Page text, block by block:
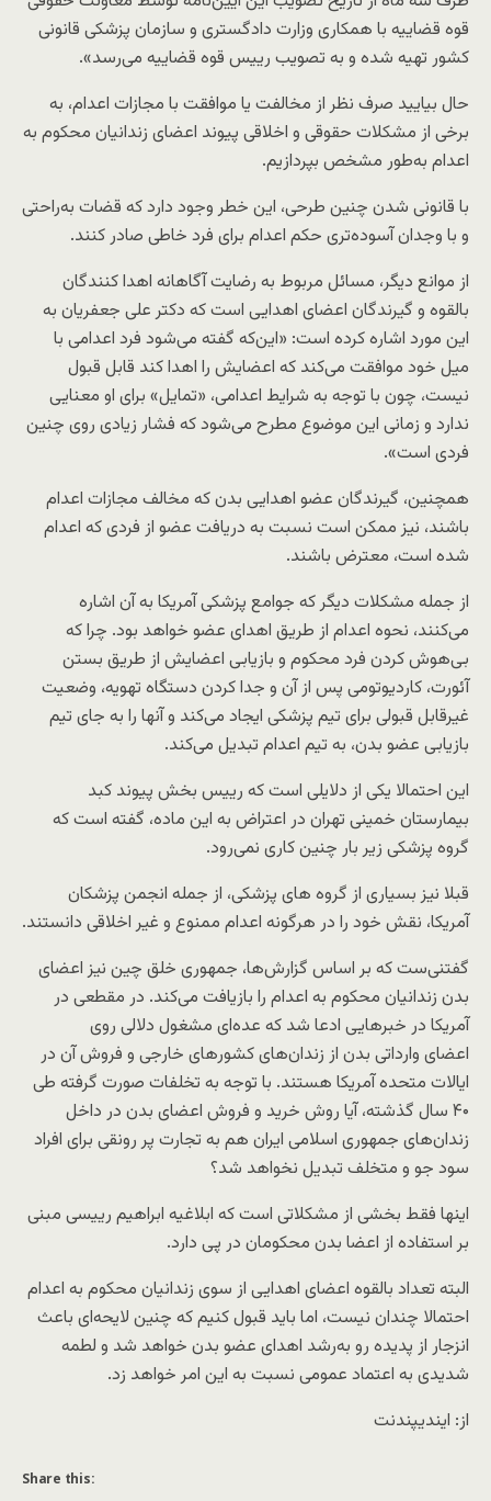
قوه قضاییه با همکاری وزارت دادگستری و سازمان پزشکی قانونی
کشور تهیه شده و به تصویب رییس قوه قضاییه می‌رسد».
حال بیایید صرف نظر از مخالفت یا موافقت با مجازات اعدام، به
برخی از مشکلات حقوقی و اخلاقی پیوند اعضای زندانیان محکوم به
اعدام به‌طور مشخص بپردازیم.
با قانونی شدن چنین طرحی، این خطر وجود دارد که قضات به‌راحتی
و با وجدان آسوده‌تری حکم اعدام برای فرد خاطی صادر کنند.
از موانع دیگر، مسائل مربوط به رضایت آگاهانه اهدا کنندگان
بالقوه و گیرندگان اعضای اهدایی است که دکتر علی جعفریان به
این مورد اشاره کرده است: «این‌که گفته می‌شود فرد اعدامی با
میل خود موافقت می‌کند که اعضایش را اهدا کند قابل قبول
نیست، چون با توجه به شرایط اعدامی، «تمایل» برای او معنایی
ندارد و زمانی این موضوع مطرح می‌شود که فشار زیادی روی چنین
فردی است».
همچنین، گیرندگان عضو اهدایی بدن که مخالف مجازات اعدام
باشند، نیز ممکن است نسبت به دریافت عضو از فردی که اعدام
شده است، معترض باشند.
از جمله مشکلات دیگر که جوامع پزشکی آمریکا به آن اشاره
می‌کنند، نحوه اعدام از طریق اهدای عضو خواهد بود. چرا که
بی‌هوش کردن فرد محکوم و بازیابی اعضایش از طریق بستن
آئورت، کاردیوتومی پس از آن و جدا کردن دستگاه تهویه، وضعیت
غیرقابل قبولی برای تیم پزشکی ایجاد می‌کند و آنها را به جای تیم
بازیابی عضو بدن، به تیم اعدام تبدیل می‌کند.
این احتمالا یکی از دلایلی است که رییس بخش پیوند کبد
بیمارستان خمینی تهران در اعتراض به این ماده، گفته است که
گروه پزشکی زیر بار چنین کاری نمی‌رود.
قبلا نیز بسیاری از گروه های پزشکی، از جمله انجمن پزشکان
آمریکا، نقش خود را در هرگونه اعدام ممنوع و غیر اخلاقی دانستند.
گفتنی‌ست که بر اساس گزارش‌ها، جمهوری خلق چین نیز اعضای
بدن زندانیان محکوم به اعدام را بازیافت می‌کند. در مقطعی در
آمریکا در خبرهایی ادعا شد که عده‌ای مشغول دلالی روی
اعضای وارداتی بدن از زندان‌های کشورهای خارجی و فروش آن در
ایالات متحده آمریکا هستند. با توجه به تخلفات صورت گرفته طی
۴۰ سال گذشته، آیا روش خرید و فروش اعضای بدن در داخل
زندان‌های جمهوری اسلامی ایران هم به تجارت پر رونقی برای افراد
سود جو و متخلف تبدیل نخواهد شد؟
اینها فقط بخشی از مشکلاتی است که ابلاغیه ابراهیم رییسی مبنی
بر استفاده از اعضا بدن محکومان در پی دارد.
البته تعداد بالقوه اعضای اهدایی از سوی زندانیان محکوم به اعدام
احتمالا چندان نیست، اما باید قبول کنیم که چنین لایحه‌ای باعث
انزجار از پدیده رو به‌رشد اهدای عضو بدن خواهد شد و لطمه
شدیدی به اعتماد عمومی نسبت به این امر خواهد زد.
از: ایندیپندنت
Share this: